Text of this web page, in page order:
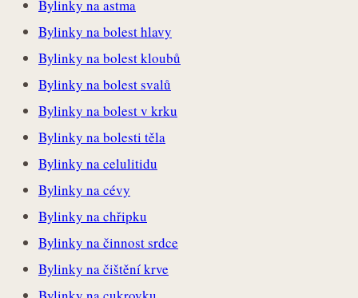
Bylinky na astma
Bylinky na bolest hlavy
Bylinky na bolest kloubů
Bylinky na bolest svalů
Bylinky na bolest v krku
Bylinky na bolesti těla
Bylinky na celulitidu
Bylinky na cévy
Bylinky na chřipku
Bylinky na činnost srdce
Bylinky na čištění krve